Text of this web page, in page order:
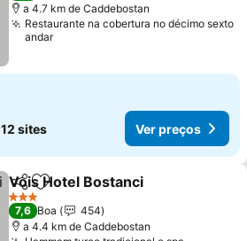
a 4.7 km de Caddebostan
Restaurante na cobertura no décimo sexto
andar
12 sites Ver preços
PartilharAdicionar aos favoritos
Vois Hotel Bostanci
3 Estrelas
7,6 Boa
454
a 4.4 km de Caddebostan